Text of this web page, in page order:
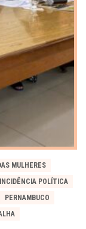
MULHERES
INCIDÊNCIA POLÍTICA
PERNAMBUCO